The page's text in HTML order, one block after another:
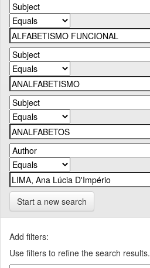
Start a new search
Add filters:
Use filters to refine the search results.